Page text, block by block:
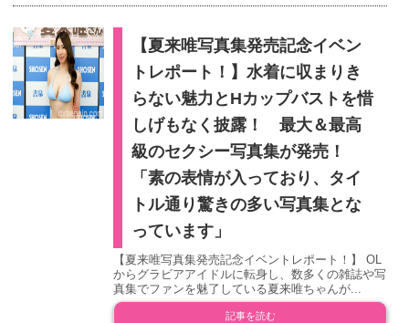
【夏来唯写真集発売記念イベン
トレポート！】水着に収まりき
らない魅力とHカップバストを惜
しげもなく披露！ 最大＆最高
級のセクシー写真集が発売！
「素の表情が入っており、タイ
トル通り驚きの多い写真集とな
っています」
【夏来唯写真集発売記念イベントレポート！】 OL
からグラビアアイドルに転身し、数多くの雑誌や写
真集でファンを魅了している夏来唯ちゃんが...
記事を読む